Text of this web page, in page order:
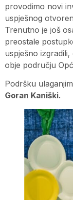
provodimo novi
uspješnog
Trenutno je još
preostale
uspješno
obje području
Podršku
Goran Kaniški.